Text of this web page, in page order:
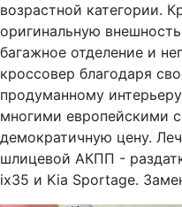
возрастной категории.
оригинальную
багажное отделение и
кроссовер благодаря
продуманному
многими европейскими
демократичную цену.
шлицевой АКПП -
ix35 и Kia Sportage.